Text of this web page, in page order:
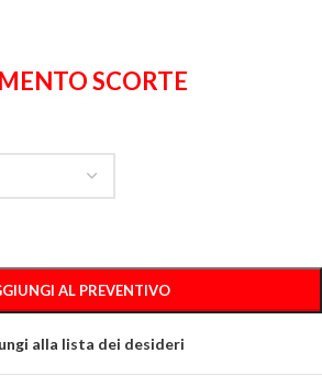
SCORTE
AL PREVENTIVO
alla lista dei desideri